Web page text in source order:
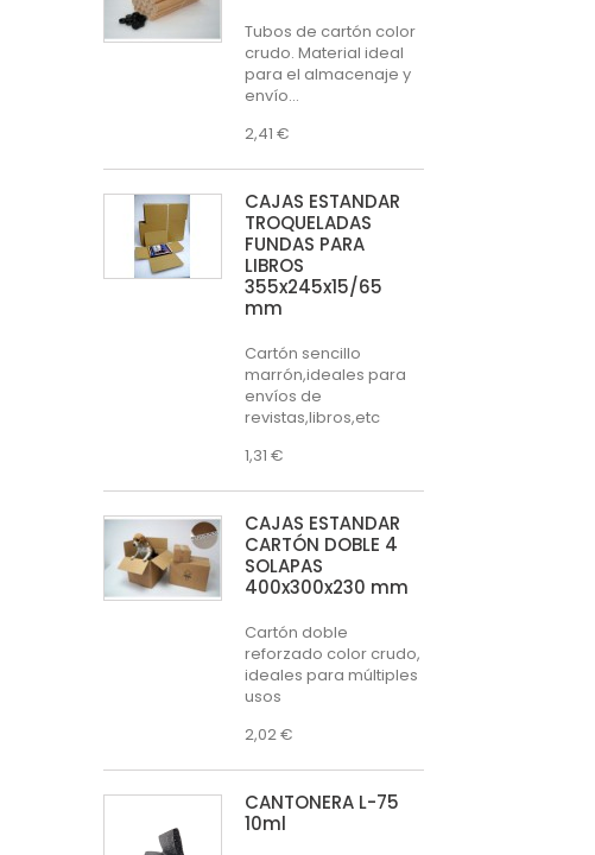
Tubos de cartón color
crudo. Material ideal
para el almacenaje y
envío...
2,41 €
CAJAS ESTÁNDAR
TROQUELADAS
FUNDAS PARA
LIBROS
355x245x15/65
mm
Cartón sencillo
marrón,ideales para
envíos de
revistas,libros,etc
1,31 €
CAJAS ESTÁNDAR
CARTÓN DOBLE 4
SOLAPAS
400x300x230 mm
Cartón doble
reforzado color crudo,
ideales para múltiples
usos
2,02 €
CANTONERA L-75
10ml